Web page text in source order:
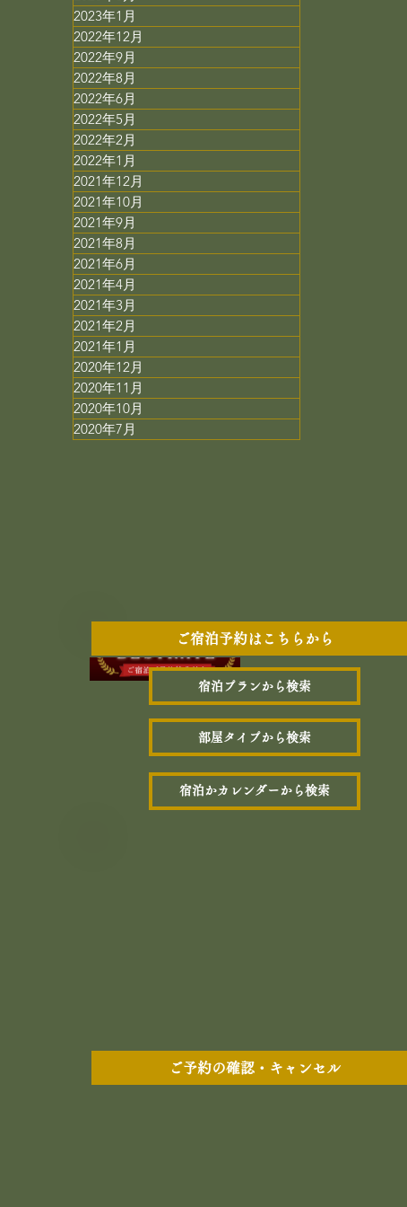
2023年1月
2022年12月
2022年9月
2022年8月
2022年6月
2022年5月
2022年2月
2022年1月
2021年12月
2021年10月
2021年9月
2021年8月
2021年6月
2021年4月
2021年3月
2021年2月
2021年1月
2020年12月
2020年11月
2020年10月
2020年7月
ご予約の確認・キャンセル
ご宿泊予約はこちらから
宿泊プランから検索
部屋タイプから検索
宿泊かカレンダーから検索